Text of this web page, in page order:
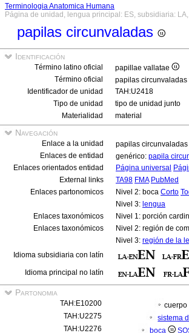
Terminologia Anatomica Humana
Página de unidad, lengua principal: ES, subsidiaria:
papilas circunvaladas
Identificación
Término latino oficial
papillae vallatae
Término oficial
papilas circunvaladas
Identificador de unidad
TAH:U2418
Tipo de unidad
tipo de unidad junto
Materialidad
material
Navegación
Enlace a la unidad
papilas circunvaladas
Enlaces de entidad
genérico: papila
Enlaces orientados entidad
Página universal
External links
TA98 FMA PubMed
Enlaces partonomicos
Nivel 2: boca Corto
Nivel 3: lengua
Enlaces taxonómicos
Nivel 1: porción
Enlaces taxonómicos
Nivel 2: región de
Nivel 3: región de la
Idioma subsidiaria con latín
Idioma principal no latín
Partonomia
TAH:E10200 cuerpo
TAH:U2275
sistema
TAH:U2276
boca